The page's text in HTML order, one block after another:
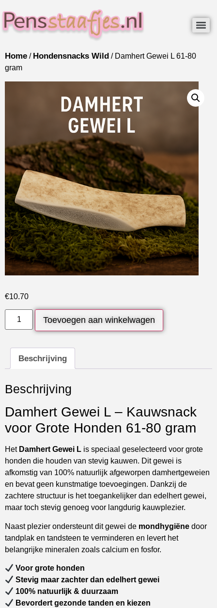
Home / Hondensnacks Wild / Damhert Gewei L 61-80
gram
€10.70
Toevoegen aan winkelwagen
Beschrijving
Beschrijving
Damhert Gewei L – Kauwsnack
voor Grote Honden 61-80 gram
Het Damhert Gewei L is speciaal geselecteerd voor grote
honden die houden van stevig kauwen. Dit gewei is
afkomstig van 100% natuurlijk afgeworpen damhertgeweien
en bevat geen kunstmatige toevoegingen. Dankzij de
zachtere structuur is het toegankelijker dan edelhert gewei,
maar toch stevig genoeg voor langdurig kauwplezier.
Naast plezier ondersteunt dit gewei de mondhygiëne door
tandplak en tandsteen te verminderen en levert het
belangrijke mineralen zoals calcium en fosfor.
Voor grote honden
Stevig maar zachter dan edelhert gewei
100% natuurlijk & duurzaam
Bevordert gezonde tanden en kiezen